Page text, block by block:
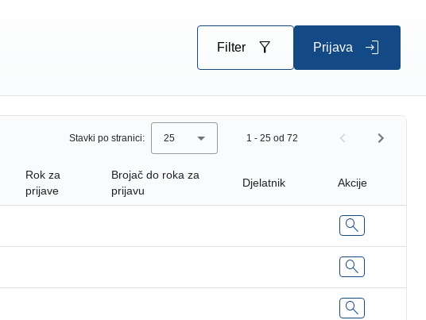
Filter filter_alt Prijava login
Stavki po stranici: 25 1 - 25 od 72
Rok za
prijave
Brojač do roka za
prijavu
Djelatnik Akcije
search
search
search